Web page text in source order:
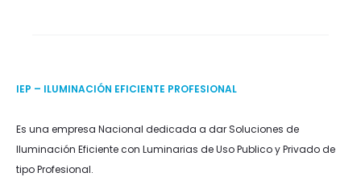
IEP – ILUMINACIÓN EFICIENTE PROFESIONAL
Es una empresa Nacional dedicada a dar Soluciones de
Iluminación Eficiente con Luminarias de Uso Publico y Privado de
tipo Profesional.